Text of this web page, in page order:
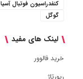
کنفدراسیون فوتبال آسیا
گوگل
لینک های مفید
خرید فالوور
رپورتاژ